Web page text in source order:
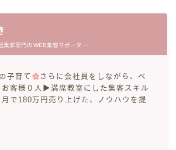
業家専門のWEB集客サポーター
子育て
さらに会社員をしながら、ベ
お客様０人▶︎満席教室にした集客スキル
で180万円売り上げた、ノウハウを提